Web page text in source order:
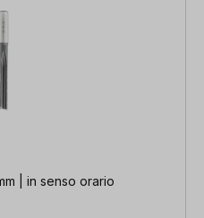
| in senso orario